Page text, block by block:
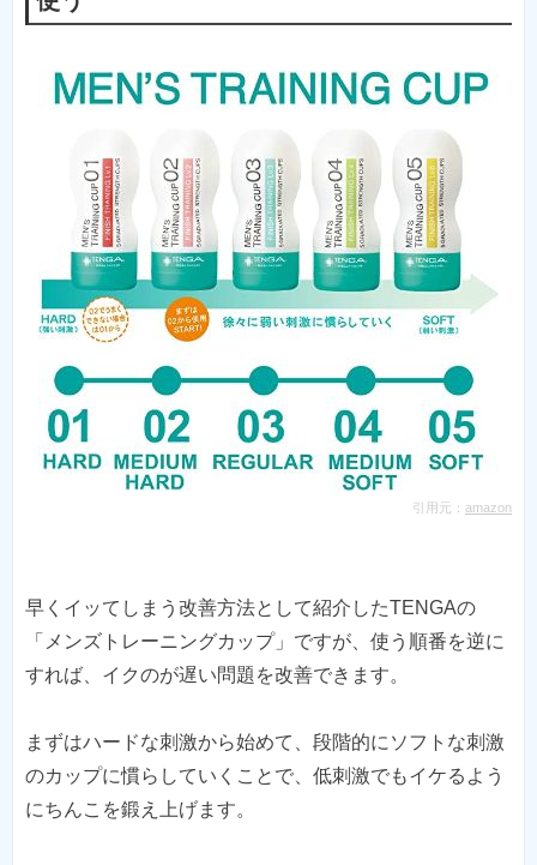
引用元： amazon
早くイッてしまう改善方法として紹介したTENGAの
「メンズトレーニングカップ」ですが、使う順番を逆に
すれば、イクのが遅い問題を改善できます。
まずはハードな刺激から始めて、段階的にソフトな刺激
のカップに慣らしていくことで、低刺激でもイケるよう
にちんこを鍛え上げます。